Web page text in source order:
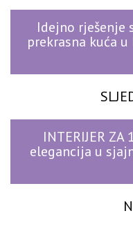
Idejno rješenje
prekrasna kuća
INTERIJER
elegancija u